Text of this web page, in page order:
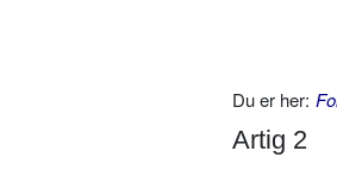
Du er her:
Artig 2